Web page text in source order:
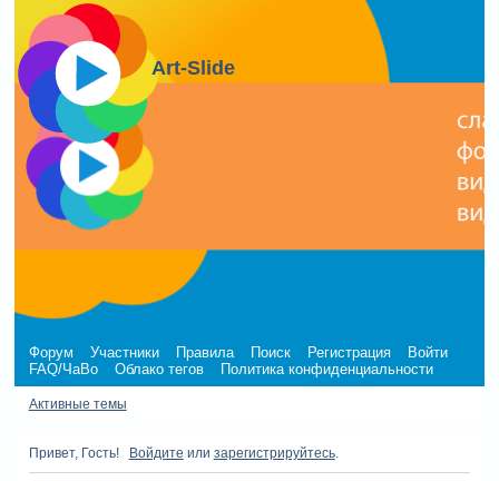
Art-Slide
Форум Участники Правила Поиск Регистрация
Войти
FAQ/ЧаВо
Облако тегов Политика конфиденциальности
Активные темы
Привет, Гость! Войдите или зарегистрируйтесь.